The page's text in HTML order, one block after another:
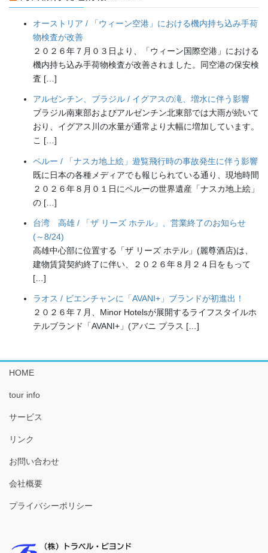
オーストリア / 「ウィーン空港」における機内持ち込み手荷
物検査が改善
２０２６年７月０３日より、「ウィーン国際空港」における
機内持ち込み手荷物検査が改善されました。同空港の保安検
査 […]
アルゼンチン、ブラジル / イグアスの滝、増水に伴う影響
ブラジル南東部およびアルゼンチン北東部では大雨が続いて
おり、イグアス川の水量が通常より大幅に増加しています。
こ […]
ペルー / 「ナスカ地上絵」遊覧飛行時の事故発生に伴う影響
既に日本の各種メディアでも報じられている通り、現地時間
２０２６年８月０１日にペルーの世界遺産「ナスカ地上絵」
の […]
台湾 高雄 / 「ザ リーズ ホテル」、営業終了のお知らせ
(～8/24)
高雄中心部に位置する「ザ リーズ ホテル」(麗尊酒店)は、
建物賃貸契約終了に伴い、２０２６年８月２４日をもって
[…]
ラオス / ビエンチャンに「AVANI+」ブランドが初進出！
２０２６年７月、Minor Hotelsが展開するライフスタイルホ
テルブランド「AVANI+」(アバニ プラス […]
HOME
tour info
サービス
リンク
お問い合わせ
会社概要
プライバシーポリシー